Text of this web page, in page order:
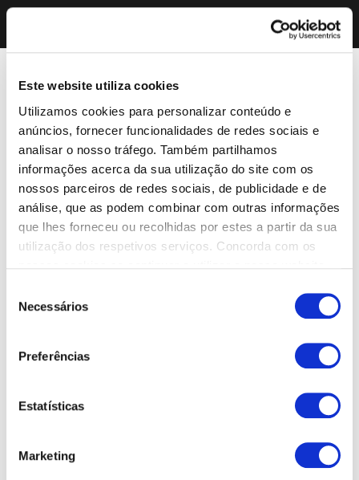
Este website utiliza cookies
Utilizamos cookies para personalizar conteúdo e
anúncios, fornecer funcionalidades de redes sociais e
analisar o nosso tráfego. Também partilhamos
informações acerca da sua utilização do site com os
nossos parceiros de redes sociais, de publicidade e de
análise, que as podem combinar com outras informações
que lhes forneceu ou recolhidas por estes a partir da sua
utilização dos respetivos serviços. Concorda com os
Necessários
Preferências
Estatísticas
Marketing